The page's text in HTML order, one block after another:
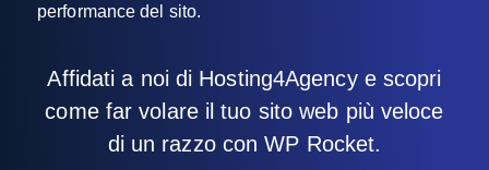
performance del sito.
Affidati a noi di Hosting4Agency e scopri
come far volare il tuo sito web più veloce
di un razzo con WP Rocket.